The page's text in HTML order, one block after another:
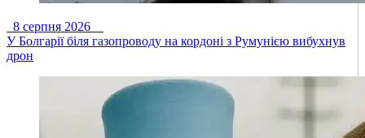
8 серпня 2026
У Болгарії біля газопроводу на кордоні з Румунією вибухнув
дрон